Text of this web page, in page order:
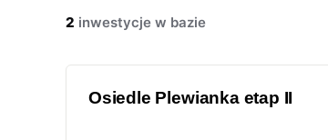
2 inwestycje w bazie
Osiedle Plewianka etap II